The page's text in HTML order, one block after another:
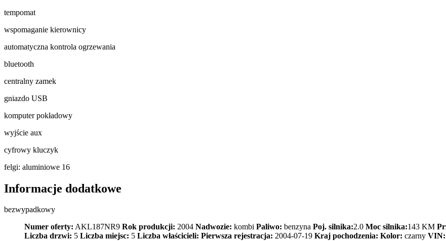
tempomat
wspomaganie kierownicy
automatyczna kontrola ogrzewania
bluetooth
centralny zamek
gniazdo USB
komputer pokładowy
wyjście aux
cyfrowy kluczyk
felgi: aluminiowe 16
Informacje dodatkowe
bezwypadkowy
Numer oferty: AKL187NR9 Rok produkcji: 2004 Nadwozie: kombi Paliwo: benzyna Poj. silnika:2.0 Moc silnika:143 KM
Liczba drzwi: 5 Liczba miejsc: 5 Liczba właścicieli: Pierwsza rejestracja: 2004-07-19 Kraj pochodzenia: Kolor: czarny VIN: